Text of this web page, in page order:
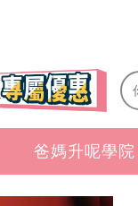
爸媽升呢學院